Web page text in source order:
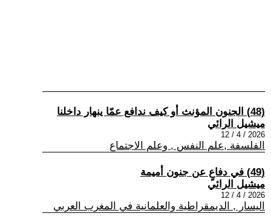
(48) الجنون المؤنث أو كيف ندافع عمّا ينهار داخلنا
ميشيل الرائي
2026 / 4 / 12
الفلسفة ,علم النفس , وعلم الاجتماع
(49) في دفاعٍ عن جنون أميمة
ميشيل الرائي
2026 / 4 / 12
اليسار , الديمقراطية والعلمانية في المغرب العربي